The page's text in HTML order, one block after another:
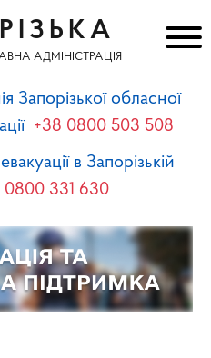
АДМІНІСТРАЦІЯ
Запорізької обласної
+38 0800 503 508
в Запорізькій
0800 331 630